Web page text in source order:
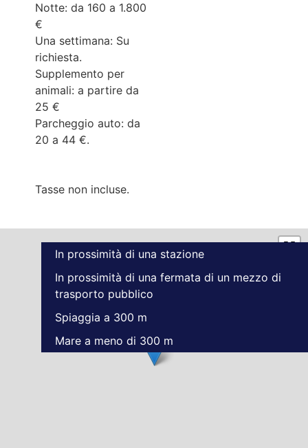
Notte: da 160 a 1.800
€
Una settimana: Su
richiesta.
Supplemento per
animali: a partire da
25 €
Parcheggio auto: da
20 a 44 €.
Tasse non incluse.
In prossimità di una stazione
In prossimità di una fermata di un mezzo di
trasporto pubblico
Spiaggia a 300 m
Mare a meno di 300 m